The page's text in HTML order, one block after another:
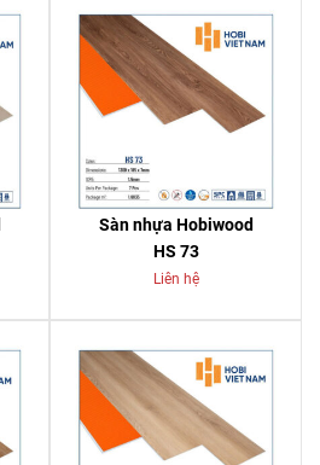
Sàn nhựa Hobiwood
HS 73
Liên hệ